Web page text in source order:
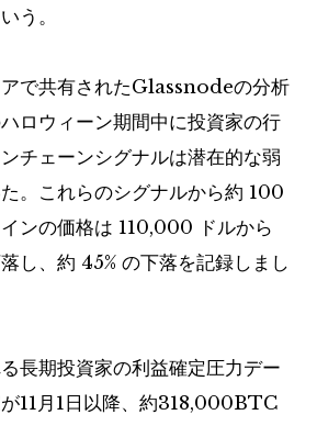
う。
で共有されたGlassnodeの分析
ロウィーン期間中に投資家の行
チェーンシグナルは潜在的な弱
。これらのシグナルから約 100
ンの価格は 110,000 ドルから
し、約 45% の下落を記録しまし
長期投資家の利益確定圧力デー
11月1日以降、約318,000BTC